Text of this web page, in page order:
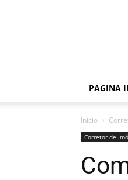
PAGINA
Início
Corretor de